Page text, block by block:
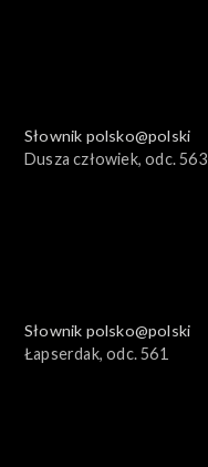
Słownik polsko@polski
Dusza człowiek, odc. 563
Słownik polsko@polski
Łapserdak, odc. 561